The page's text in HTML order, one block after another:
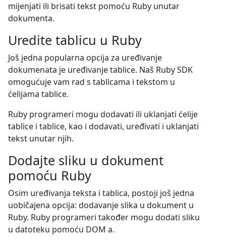
mijenjati ili brisati tekst pomoću Ruby unutar
dokumenta.
Uredite tablicu u Ruby
Još jedna popularna opcija za uređivanje
dokumenata je uređivanje tablice. Naš Ruby SDK
omogućuje vam rad s tablicama i tekstom u
ćelijama tablice.
Ruby programeri mogu dodavati ili uklanjati ćelije
tablice i tablice, kao i dodavati, uređivati i uklanjati
tekst unutar njih.
Dodajte sliku u dokument
pomoću Ruby
Osim uređivanja teksta i tablica, postoji još jedna
uobičajena opcija: dodavanje slika u dokument u
Ruby. Ruby programeri također mogu dodati sliku
u datoteku pomoću DOM a.